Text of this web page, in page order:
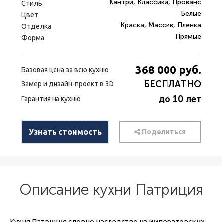
Описание кухни Патриция
Стиль Кантри, Классика, Прованс
Цвет Белые
Отделка Краска, Массив, Пленка
Форма Прямые
Базовая цена за всю кухню 368 000 руб.
Замер и дизайн-проект в 3D БЕСПЛАТНО
Гарантия на кухню до 10 лет
Узнать стоимость Поделиться